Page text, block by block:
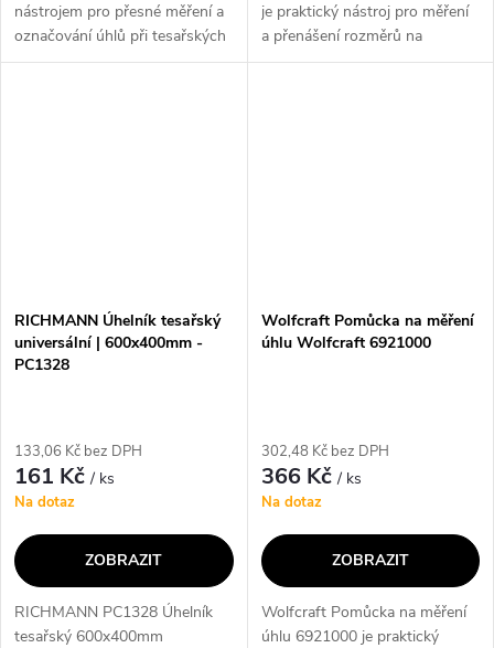
nástrojem pro přesné měření a
označování úhlů při tesařských
pracích. Díky svým různým
je praktický nástroj pro měření
a přenášení rozměrů na
trojrozměrné obrobky. S
RICHMANN Úhelník tesařský
universální | 600x400mm -
PC1328
133,06 Kč bez DPH
161 Kč/ ks
Na dotaz
ZOBRAZIT
RICHMANN PC1328 Úhelník
tesařský 600x400mm
Wolfcraft Pomůcka na měření
úhlu Wolfcraft 6921000
302,48 Kč bez DPH
366 Kč/ ks
Na dotaz
ZOBRAZIT
Wolfcraft Pomůcka na měření
úhlu 6921000 je praktický